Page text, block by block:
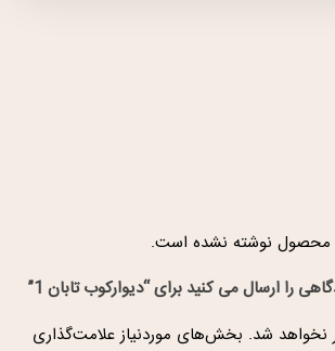
محصول نوشته نشده است.
را ارسال می کنید برای “دیوارکوب تابان 1”
نخواهد شد. بخش‌های موردنیاز علامت‌گذاری